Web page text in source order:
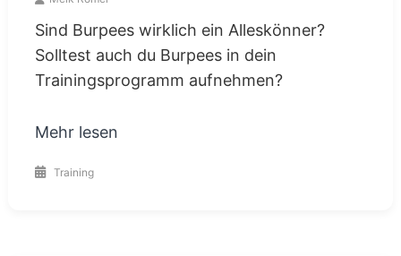
Sind Burpees wirklich ein Alleskönner?
Solltest auch du Burpees in dein
Trainingsprogramm aufnehmen?
Mehr lesen
Training